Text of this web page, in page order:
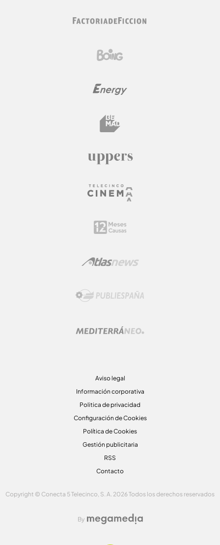
Aviso legal
Información corporativa
Politica de privacidad
Configuración de Cookies
Política de Cookies
Gestión publicitaria
RSS
Contacto
Copyright © Conecta 5 Telecinco, S. A. 2026 Todos los derechos reservados
By